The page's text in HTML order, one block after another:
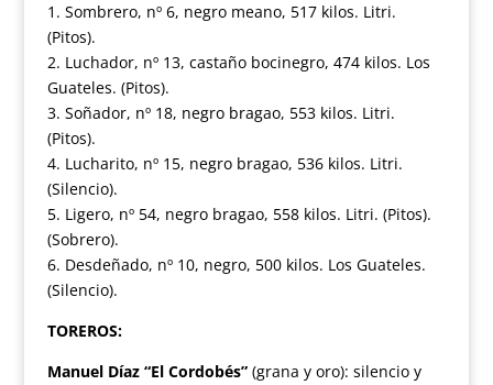
1. Sombrero, nº 6, negro meano, 517 kilos. Litri.
(Pitos).
2. Luchador, nº 13, castaño bocinegro, 474 kilos. Los
Guateles. (Pitos).
3. Soñador, nº 18, negro bragao, 553 kilos. Litri.
(Pitos).
4. Lucharito, nº 15, negro bragao, 536 kilos. Litri.
(Silencio).
5. Ligero, nº 54, negro bragao, 558 kilos. Litri. (Pitos).
(Sobrero).
6. Desdeñado, nº 10, negro, 500 kilos. Los Guateles.
(Silencio).
TOREROS:
Manuel Díaz “El Cordobés”(grana y oro): silencio y